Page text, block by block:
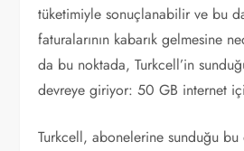
tüketimiyle sonuçlanabilir ve bu
faturalarının kabarık gelmesine
da bu noktada, Turkcell’in
devreye giriyor: 50 GB internet
Turkcell, abonelerine sunduğu